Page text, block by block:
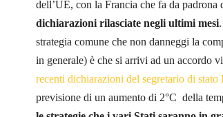
dell’UE, con la Francia che fa da padrona
dichiarazioni rilasciate negli ultimi mesi
strategia comune che non danneggi la
in generale) è che si arrivi ad un accordo
recenti dichiarazioni del segretario di stato
previsione di un aumento di 2°C della